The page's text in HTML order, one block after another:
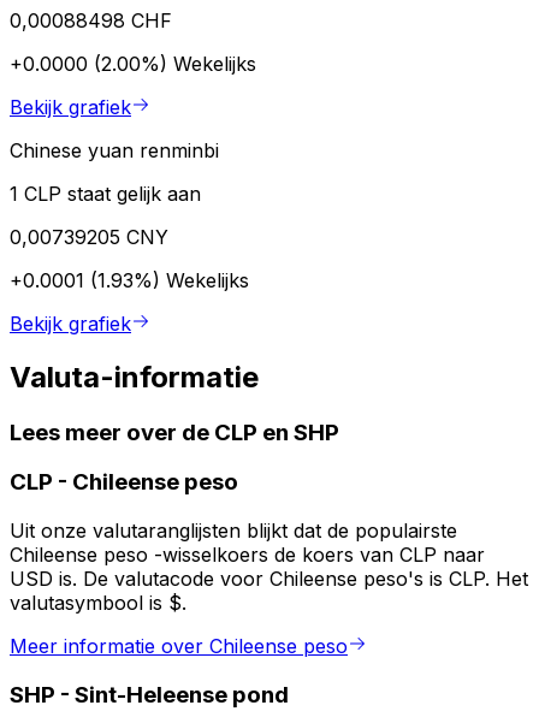
0,00088498 CHF
+0.0000 (2.00%) Wekelijks
Bekijk grafiek
Chinese yuan renminbi
1 CLP staat gelijk aan
0,00739205 CNY
+0.0001 (1.93%) Wekelijks
Bekijk grafiek
Valuta-informatie
Lees meer over de CLP en SHP
CLP - Chileense peso
Uit onze valutaranglijsten blijkt dat de populairste
Chileense peso -wisselkoers de koers van CLP naar
USD is. De valutacode voor Chileense peso's is CLP. Het
valutasymbool is $.
Meer informatie over Chileense peso
SHP - Sint-Heleense pond